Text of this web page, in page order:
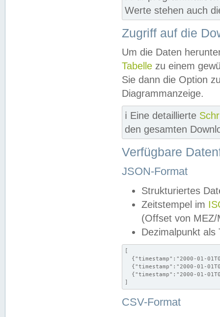
Werte stehen auch
Zugriff auf die
Um die Daten
Tabelle zu einem
Sie dann die Option
Diagrammanzeige.
ℹ️ Eine detaillierte
den gesamten
Verfügbare
JSON-Format
Strukturiertes
Zeitstempel im
(Offset von MEZ/
Dezimalpunkt als
[
{"timestamp":"2000-01-
{"timestamp":"2000-01-
{"timestamp":"2000-01-
]
CSV-Format